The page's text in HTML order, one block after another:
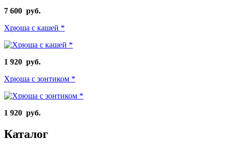
7 600 руб.
Хрюша с кашей *
1 920 руб.
Хрюша с зонтиком *
1 920 руб.
Каталог